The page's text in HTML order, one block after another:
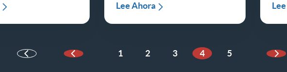
Lee Ahora
Página anterior
1 2 3 4 5